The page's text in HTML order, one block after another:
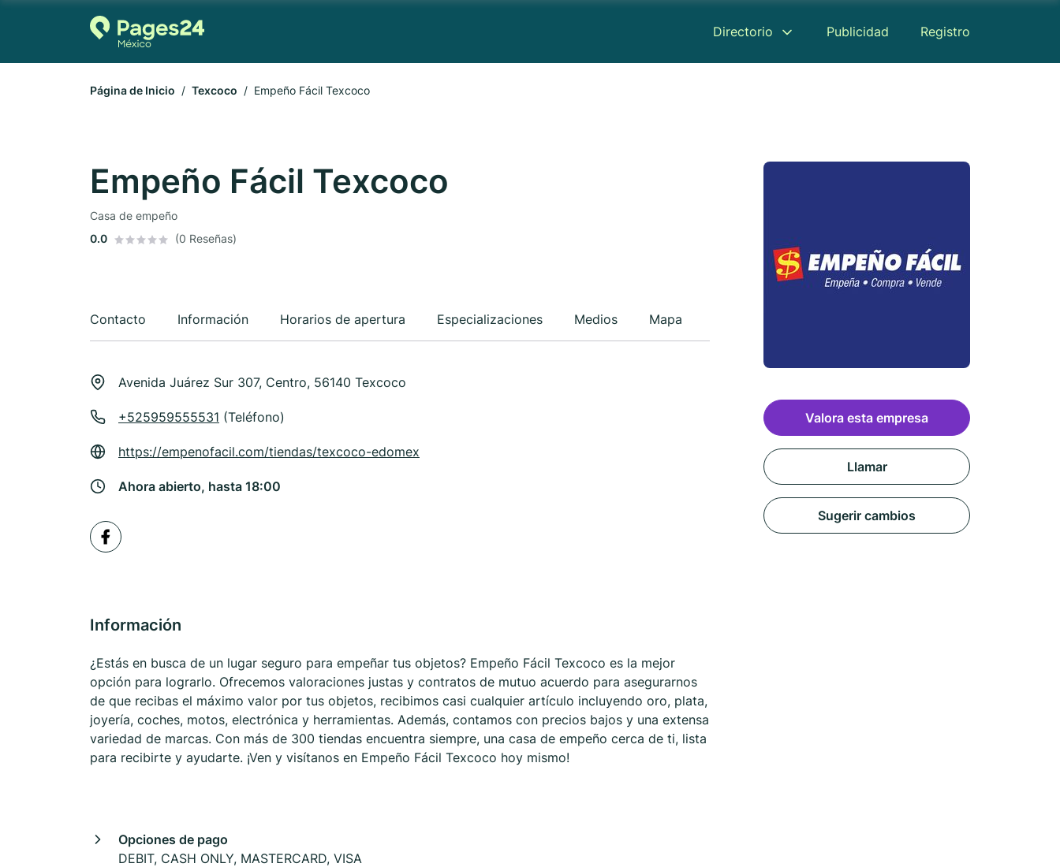
Directorio Publicidad Registro
Página de Inicio Texcoco Empeño Fácil Texcoco
Empeño Fácil Texcoco
Casa de empeño
0.0
(0 Reseñas)
Contacto Información Horarios de apertura Especializaciones Medios Mapa
Avenida Juárez Sur 307, Centro, 56140 Texcoco
+525959555531 (Teléfono)
https://empenofacil.com/tiendas/texcoco-edomex
Ahora abierto, hasta 18:00
Información
¿Estás en busca de un lugar seguro para empeñar tus objetos? Empeño Fácil Texcoco es la mejor
opción para lograrlo. Ofrecemos valoraciones justas y contratos de mutuo acuerdo para asegurarnos
de que recibas el máximo valor por tus objetos, recibimos casi cualquier artículo incluyendo oro, plata,
joyería, coches, motos, electrónica y herramientas. Además, contamos con precios bajos y una extensa
variedad de marcas. Con más de 300 tiendas encuentra siempre, una casa de empeño cerca de ti, lista
para recibirte y ayudarte. ¡Ven y visítanos en Empeño Fácil Texcoco hoy mismo!
Opciones de pago
DEBIT, CASH ONLY, MASTERCARD, VISA
Valora esta empresa
Llamar
Sugerir cambios